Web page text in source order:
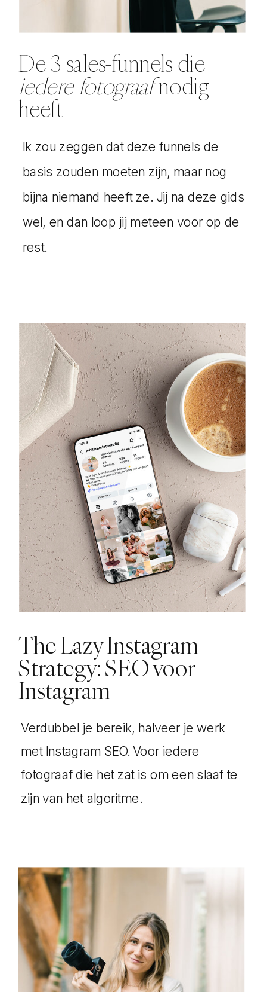
Ik zou zeggen dat deze funnels de
basis zouden moeten zijn, maar nog
bijna niemand heeft ze. Jij na deze gids
wel, en dan loop jij meteen voor op de
rest.
The Lazy Instagram
Strategy: SEO voor
Instagram
Verdubbel je bereik, halveer je werk
met Instagram SEO. Voor iedere
fotograaf die het zat is om een slaaf te
zijn van het algoritme.
De 3 sales-funnels die
iedere fotograafnodig
heeft